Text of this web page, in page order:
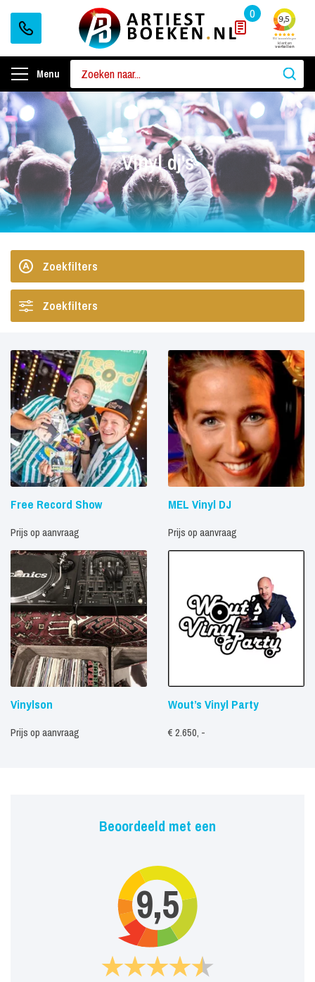
0
Menu
Vinyl dj's
Zoekfilters
Zoekfilters
Free Record Show
Prijs op aanvraag
MEL Vinyl DJ
Prijs op aanvraag
Vinylson
Prijs op aanvraag
Wout’s Vinyl Party
€ 2.650, -
Beoordeeld met een
9,5